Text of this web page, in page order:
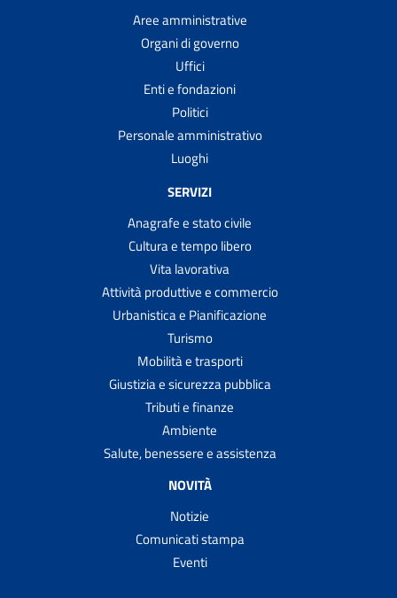
Aree amministrative
Organi di governo
Uffici
Enti e fondazioni
Politici
Personale amministrativo
Luoghi
SERVIZI
Anagrafe e stato civile
Cultura e tempo libero
Vita lavorativa
Attività produttive e commercio
Urbanistica e Pianificazione
Turismo
Mobilità e trasporti
Giustizia e sicurezza pubblica
Tributi e finanze
Ambiente
Salute, benessere e assistenza
NOVITÀ
Notizie
Comunicati stampa
Eventi